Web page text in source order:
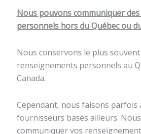
Nous pouvons communiquer
personnels hors du Québec ou
Nous conservons le plus
renseignements personnels au
Canada.
Cependant, nous faisons parfois
fournisseurs basés ailleurs.
communiquer vos